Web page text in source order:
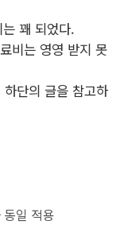
꽤 되었다.
비는 영영 받지 못
단의 글을 참고하
일 적용